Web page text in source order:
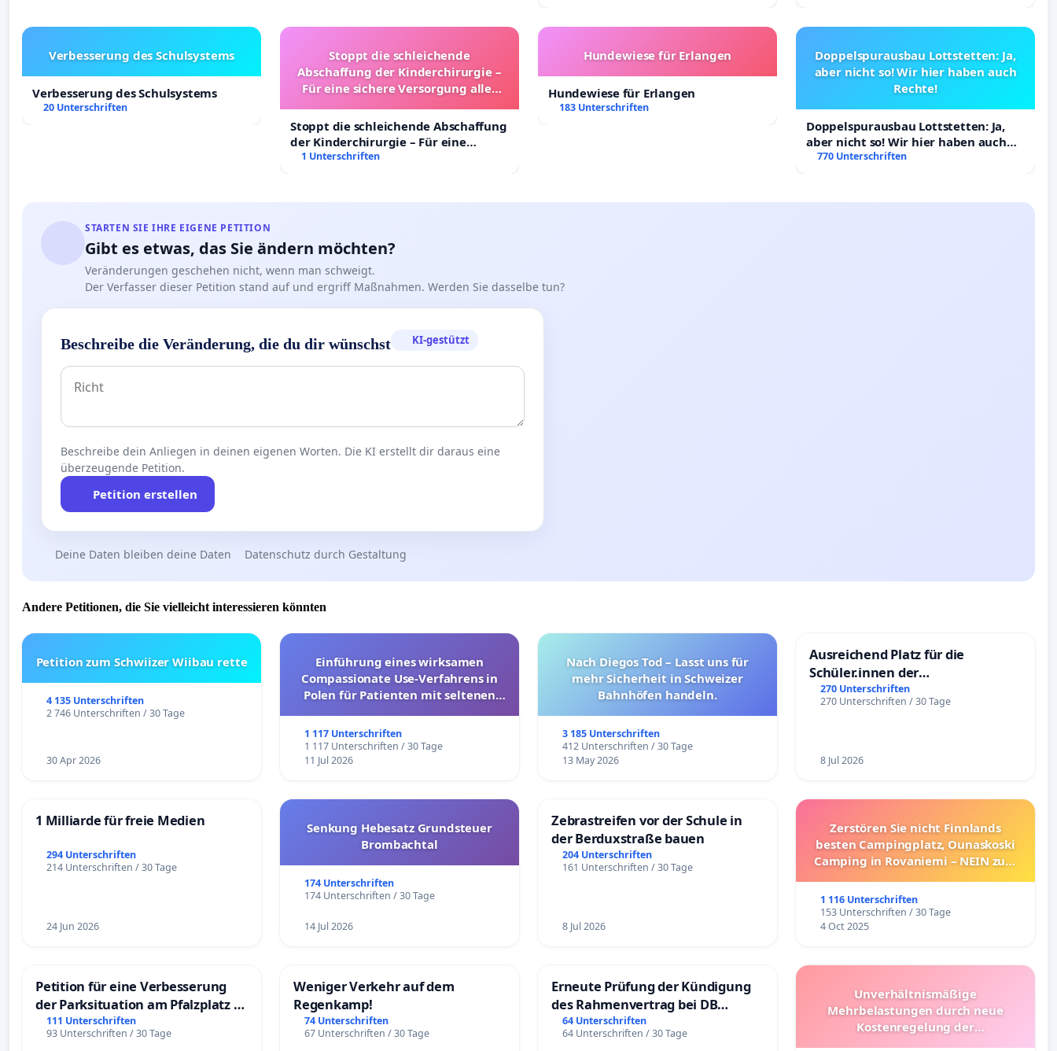
Verbesserung des Schulsystems
Verbesserung des Schulsystems
20 Unterschriften
Stoppt die schleichende
Abschaffung der Kinderchirurgie –
Für eine sichere Versorgung aller
Stoppt die schleichende Abschaffung
der Kinderchirurgie – Für eine
sichere Versorgung aller Kinder in
1 Unterschriften
Hundewiese für Erlangen
Hundewiese für Erlangen
183 Unterschriften
Doppelspurausbau Lottstetten: Ja,
aber nicht so! Wir hier haben auch
Rechte!
Doppelspurausbau Lottstetten: Ja,
aber nicht so! Wir hier haben auch
Rechte!
770 Unterschriften
STARTEN SIE IHRE EIGENE PETITION
Gibt es etwas, das Sie ändern möchten?
Veränderungen geschehen nicht, wenn man schweigt.
Der Verfasser dieser Petition stand auf und ergriff Maßnahmen. Werden Sie dasselbe tun?
Beschreibe die Veränderung, die du dir wünschst KI-gestützt
Beschreibe dein Anliegen in deinen eigenen Worten. Die KI erstellt dir daraus eine
überzeugende Petition.
Petition erstellen
Deine Daten bleiben deine Daten Datenschutz durch Gestaltung
Andere Petitionen, die Sie vielleicht interessieren könnten
Petition zum Schwiizer Wiibau rette
4 135 Unterschriften
2 746 Unterschriften / 30 Tage
30 Apr 2026
Einführung eines wirksamen
Compassionate Use-Verfahrens in
Polen für Patienten mit seltenen
1 117 Unterschriften
1 117 Unterschriften / 30 Tage
11 Jul 2026
Nach Diegos Tod – Lasst uns für
mehr Sicherheit in Schweizer
Bahnhöfen handeln.
3 185 Unterschriften
412 Unterschriften / 30 Tage
13 May 2026
Ausreichend Platz für die
Schüler.innen der
Schönbergschule
270 Unterschriften
270 Unterschriften / 30 Tage
8 Jul 2026
1 Milliarde für freie Medien
294 Unterschriften
214 Unterschriften / 30 Tage
24 Jun 2026
Senkung Hebesatz Grundsteuer
Brombachtal
174 Unterschriften
174 Unterschriften / 30 Tage
14 Jul 2026
Zebrastreifen vor der Schule in
der Berduxstraße bauen
204 Unterschriften
161 Unterschriften / 30 Tage
8 Jul 2026
Zerstören Sie nicht Finnlands
besten Campingplatz, Ounaskoski
Camping in Rovaniemi – NEIN zum
1 116 Unterschriften
153 Unterschriften / 30 Tage
4 Oct 2025
Petition für eine Verbesserung
der Parksituation am Pfalzplatz in
Mannheim
111 Unterschriften
93 Unterschriften / 30 Tage
Weniger Verkehr auf dem
Regenkamp!
74 Unterschriften
67 Unterschriften / 30 Tage
Erneute Prüfung der Kündigung
des Rahmenvertrag bei DB
Fahrwegdienste Gmbh
64 Unterschriften
64 Unterschriften / 30 Tage
Unverhältnismäßige
Mehrbelastungen durch neue
Kostenregelung der